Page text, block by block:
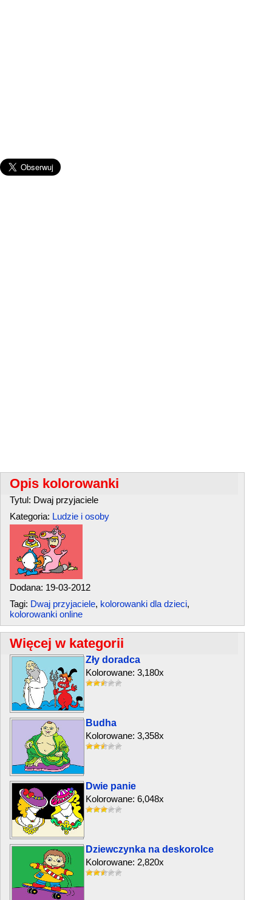
Opis kolorowanki
Tytul: Dwaj przyjaciele
Kategoria: Ludzie i osoby
Dodana: 19-03-2012
Tagi: Dwaj przyjaciele, kolorowanki dla dzieci,
kolorowanki online
Więcej w kategorii
Zły doradca
Kolorowane: 3,180x
Budha
Kolorowane: 3,358x
Dwie panie
Kolorowane: 6,048x
Dziewczynka na deskorolce
Kolorowane: 2,820x